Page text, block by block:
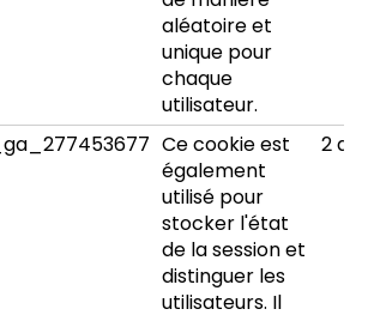
aléatoire et
unique pour
chaque
utilisateur.
_ga_277453677 Ce cookie est
également
utilisé pour
stocker l'état
de la session et
distinguer les
utilisateurs. Il
2